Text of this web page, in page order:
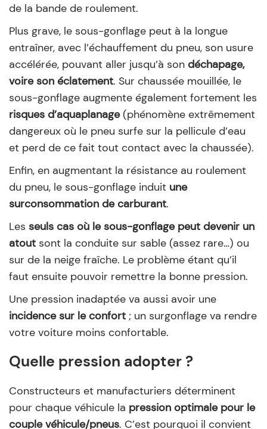
de la bande de roulement.
Plus grave, le sous-gonflage peut à la longue
entraîner, avec l’échauffement du pneu, son usure
accélérée, pouvant aller jusqu’à son déchapage,
voire son éclatement. Sur chaussée mouillée, le
sous-gonflage augmente également fortement les
risques d’aquaplanage(phénomène extrêmement
dangereux où le pneu surfe sur la pellicule d’eau
et perd de ce fait tout contact avec la chaussée).
Enfin, en augmentant la résistance au roulement
du pneu, le sous-gonflage induit une
surconsommation de carburant.
Les seuls cas où le sous-gonflage peut devenir un
atout sont la conduite sur sable (assez rare…) ou
sur de la neige fraîche. Le problème étant qu’il
faut ensuite pouvoir remettre la bonne pression.
Une pression inadaptée va aussi avoir une
incidence sur le confort ; un surgonflage va rendre
votre voiture moins confortable.
Quelle pression adopter ?
Constructeurs et manufacturiers déterminent
pour chaque véhicule la pression optimale pour le
couple véhicule/pneus. C’est pourquoi il convient